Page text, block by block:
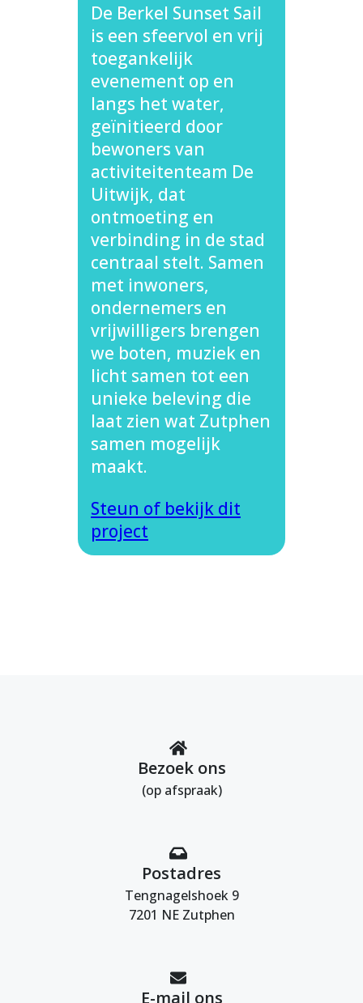
De Berkel Sunset Sail
is een sfeervol en vrij
toegankelijk
evenement op en
langs het water,
geïnitieerd door
bewoners van
activiteitenteam De
Uitwijk, dat
ontmoeting en
verbinding in de stad
centraal stelt. Samen
met inwoners,
ondernemers en
vrijwilligers brengen
we boten, muziek en
licht samen tot een
unieke beleving die
laat zien wat Zutphen
samen mogelijk
maakt.
Steun of bekijk dit
project
Bezoek ons
(op afspraak)
Postadres
Tengnagelshoek 9
7201 NE Zutphen
E-mail ons